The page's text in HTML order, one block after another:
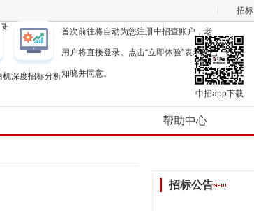
机深度招标分析
首次前往将自动为您注册中招查账户，老
用户将直接登录。点击“立即体验”表示您已
知晓并同意。
招标
中招app下载
帮助中心
招标公告